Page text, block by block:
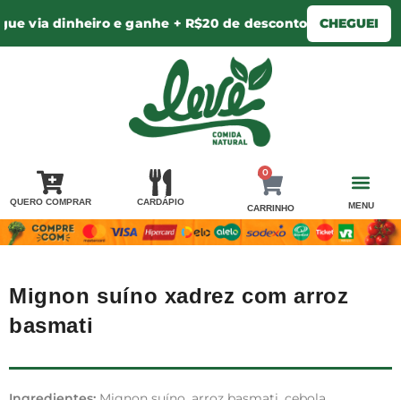
via dinheiro e ganhe + R$20 de desconto CHEGUEI
QUERO COMPRAR CARDÁPIO
0
CARRINHO MENU
Mignon suíno xadrez com arroz
basmati